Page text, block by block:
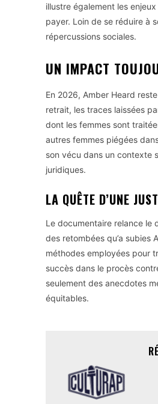
illustre également les
payer. Loin de se réduire à
répercussions sociales.
UN IMPACT
En 2026, Amber Heard
retrait, les traces laissées
dont les femmes sont
autres femmes piégées
son vécu dans un contexte
juridiques.
LA QUÊTE D’UNE
Le documentaire relance le
des retombées qu’a subies
méthodes employées pour
succès dans le procès
seulement des anecdotes
équitables.